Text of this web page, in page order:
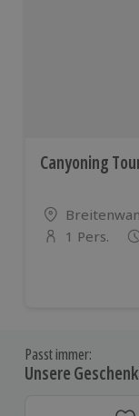
Canyoning
Standort
Anzahl der
1 Pers.
Passt immer:
Unsere